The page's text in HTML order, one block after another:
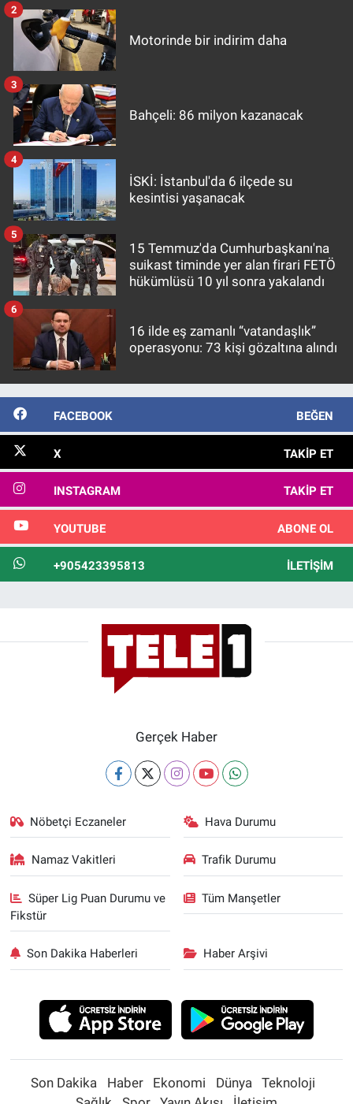
Motorinde bir indirim daha
2
Bahçeli: 86 milyon kazanacak
3
İSKİ: İstanbul'da 6 ilçede su
kesintisi yaşanacak
4
15 Temmuz'da Cumhurbaşkanı'na
suikast timinde yer alan firari FETÖ
hükümlüsü 10 yıl sonra yakalandı
5
16 ilde eş zamanlı “vatandaşlık”
operasyonu: 73 kişi gözaltına alındı
6
FACEBOOK BEĞEN
X TAKIP ET
INSTAGRAM TAKIP ET
YOUTUBE ABONE OL
+905423395813 İLETIŞIM
Gerçek Haber
Nöbetçi Eczaneler Hava Durumu
Namaz Vakitleri Trafik Durumu
Süper Lig Puan Durumu ve
Fikstür
Tüm Manşetler
Son Dakika Haberleri Haber Arşivi
Son Dakika Haber Ekonomi Dünya
Teknoloji